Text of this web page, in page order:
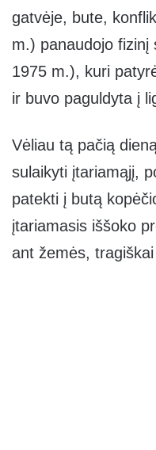
gatvėje, bute,
m.) panaudojo
1975 m.), kuri
ir buvo paguldyta į
Vėliau tą pačią
sulaikyti įtariamąjį,
patekti į butą
įtariamasis iššoko
ant žemės,